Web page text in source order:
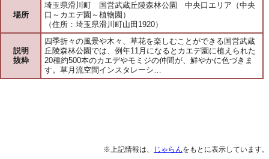
場所
埼玉県滑川町 国営武蔵丘陵森林公園 中央口エリア（中央
口～カエデ園～植物園）
（住所：埼玉県滑川町山田1920）
説明
抜粋
四季折々の風景や木々、草花を楽しむことができる国営武蔵
丘陵森林公園では、例年11月になるとカエデ園に植えられた
20種約500本のカエデやモミジの仲間が、鮮やかに色づきま
す。草月流空間インスタレーシ…
※上記情報は、 じゃらんをもとに表示しています。